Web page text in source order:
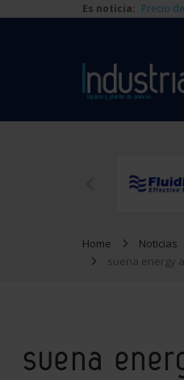
Es noticia: Precio
Home Noticias
suena energy
suena